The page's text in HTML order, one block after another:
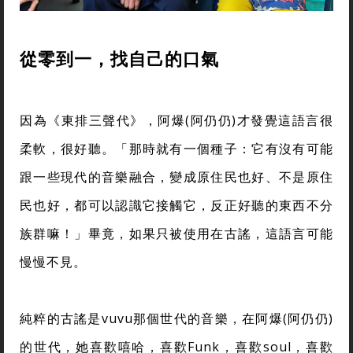
從零到一，找自己的口氣
因為《東排三聲代》，阿爆(阿仍仍)才發覺這語言很
柔軟，很好聽。「那時就有一個種子：它有沒有可能
跟一些現代的音樂融合，變成原住民也好、不是原住
民也好，都可以認識它接觸它，反正好聽的東西不分
族群嘛！」畢竟，如果只被使用在古謠，這語言可能
慢慢不見。
純粹的古謠是vuvu那個世代的音樂，在阿爆(阿仍仍)
的世代，她喜歡嘻哈，喜歡Funk，喜歡soul，喜歡